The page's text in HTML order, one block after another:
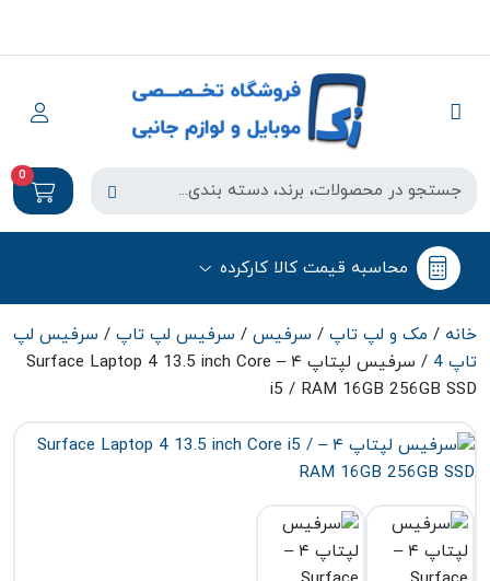
0
محاسبه قیمت کالا کارکرده
خانه / مک و لپ تاپ / سرفیس / سرفیس لپ تاپ / سرفیس لپ
تاپ 4
/ سرفیس لپتاپ ۴ – Surface Laptop 4 13.5 inch Core
i5 / RAM 16GB 256GB SSD